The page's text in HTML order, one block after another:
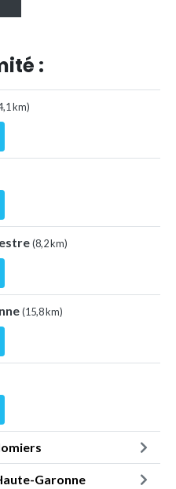
:
km)
(8,2 km)
(15,8 km)
Garonne